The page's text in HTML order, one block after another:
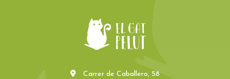
Carrer de Caballero, 58